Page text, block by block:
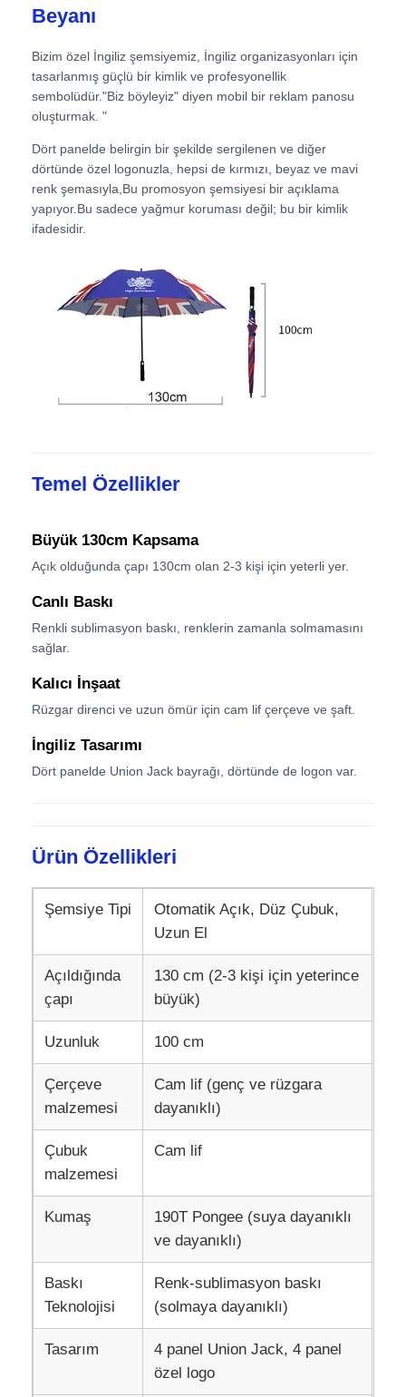
Fabrika turu
Kalite kontrol
Bize ulaşın
Haberler
Tüm servis talepleri
golf şemsiyesi
promosyon şemsiyeleri
Rüzgar geçirmez şemsiyeler
Otomatik Açık Şemsiye
Ters Şemsiyeler
UV Direncili Şemsiyeler
Çocuk Şemsiyeleri
Plaj Şemsiyeleri
Beyanı
Bizim özel İngiliz şemsiyemiz, İngiliz organizasyonları için
tasarlanmış güçlü bir kimlik ve profesyonellik
sembolüdür."Biz böyleyiz" diyen mobil bir reklam panosu
oluşturmak. "
Dört panelde belirgin bir şekilde sergilenen ve diğer
dörtünde özel logonuzla, hepsi de kırmızı, beyaz ve mavi
renk şemasıyla,Bu promosyon şemsiyesi bir açıklama
yapıyor.Bu sadece yağmur koruması değil; bu bir kimlik
ifadesidir.
Temel Özellikler
Büyük 130cm Kapsama
Açık olduğunda çapı 130cm olan 2-3 kişi için yeterli yer.
Canlı Baskı
Renkli sublimasyon baskı, renklerin zamanla solmamasını
sağlar.
Kalıcı İnşaat
Rüzgar direnci ve uzun ömür için cam lif çerçeve ve şaft.
İngiliz Tasarımı
Dört panelde Union Jack bayrağı, dörtünde de logon var.
Ürün Özellikleri
Şemsiye Tipi
Otomatik Açık, Düz Çubuk,
Uzun El
Açıldığında
çapı
130 cm (2-3 kişi için yeterince
büyük)
Uzunluk 100 cm
Çerçeve
malzemesi
Cam lif (genç ve rüzgara
dayanıklı)
Çubuk
malzemesi
Cam lif
Kumaş
190T Pongee (suya dayanıklı
ve dayanıklı)
Baskı
Teknolojisi
Renk-sublimasyon baskı
(solmaya dayanıklı)
Tasarım
4 panel Union Jack, 4 panel
özel logo